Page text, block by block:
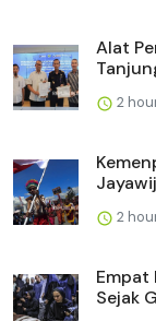
Alat
2
2
Empat
Sejak